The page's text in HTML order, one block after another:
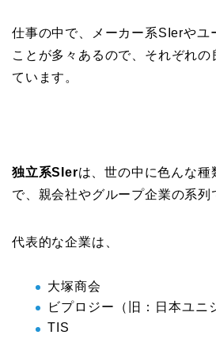
仕事の中で、メーカー系SIerやユ
ことが多々あるので、それぞれの
ています。
独立系SIerは、世の中に色んな種
で、親会社やグループ企業の系列
代表的な企業は、
大塚商会
ビプロジー（旧：日本ユニ
TIS